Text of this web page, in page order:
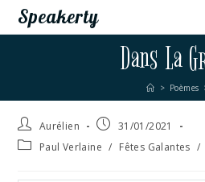
Speakerty
Dans La
> Poèmes
Aurélien
31/01/2021
Paul Verlaine / Fêtes Galantes /